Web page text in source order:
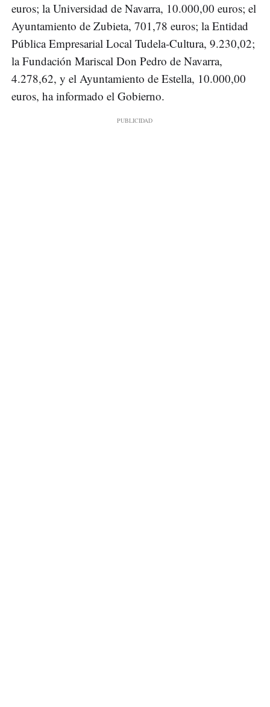
euros; la Universidad de Navarra, 10.000,00 euros; el
Ayuntamiento de Zubieta, 701,78 euros; la Entidad
Pública Empresarial Local Tudela-Cultura, 9.230,02;
la Fundación Mariscal Don Pedro de Navarra,
4.278,62, y el Ayuntamiento de Estella, 10.000,00
euros, ha informado el Gobierno.